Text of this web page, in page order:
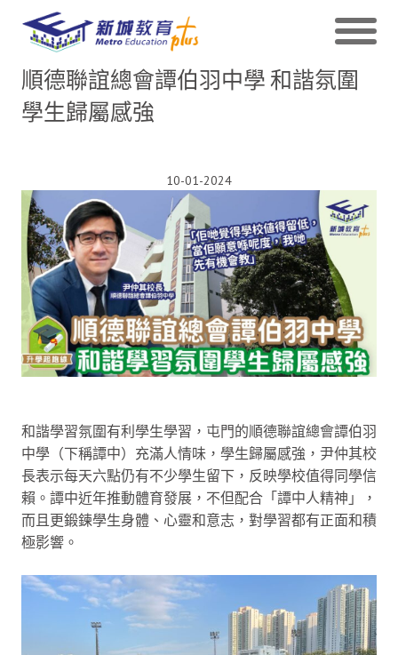
順德聯誼總會譚伯羽中學 和諧氛圍
學生歸屬感強
10-01-2024
和諧學習氛圍有利學生學習，屯門的順德聯誼總會譚伯羽
中學（下稱譚中）充滿人情味，學生歸屬感強，尹仲其校
長表示每天六點仍有不少學生留下，反映學校值得同學信
賴。譚中近年推動體育發展，不但配合「譚中人精神」，
而且更鍛鍊學生身體、心靈和意志，對學習都有正面和積
極影響。